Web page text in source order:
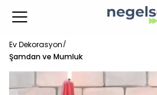
Ev Dekorasyon
Şamdan ve Mumluk